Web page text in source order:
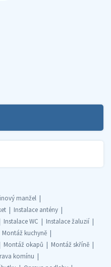
manžel
Instalace antény
Instalace WC
Instalace žaluzií
Montáž kuchyně
Montáž okapů
Montáž skříně
komínu